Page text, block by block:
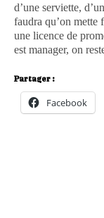
d’une serviette,
faudra qu’on mette
une licence de
est manager, on
Partager :
Facebook